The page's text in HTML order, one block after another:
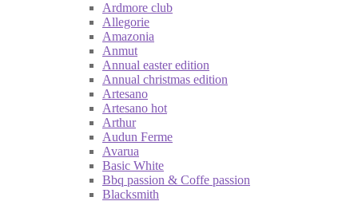
Ardmore club
Allegorie
Amazonia
Anmut
Annual easter edition
Annual christmas edition
Artesano
Artesano hot
Arthur
Audun Ferme
Avarua
Basic White
Bbq passion & Coffe passion
Blacksmith